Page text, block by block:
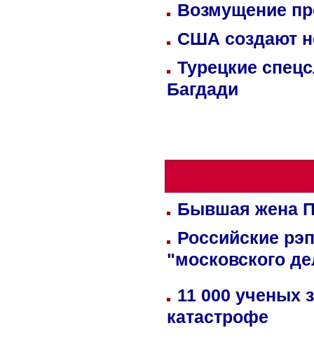
Возмущение
США создают
Турецкие
Багдади
Бывшая жена
Российские
"московского
11 000 ученых
катастрофе